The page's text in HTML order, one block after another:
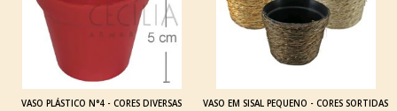
VASO PLÁSTICO N°4 - CORES DIVERSAS VASO EM SISAL PEQUENO - CORES SORTIDAS